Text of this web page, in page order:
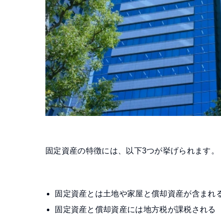
固定資産の特徴には、以下3つが挙げられます。
固定資産とは土地や家屋と償却資産が含まれ
固定資産と償却資産には地方税が課税される